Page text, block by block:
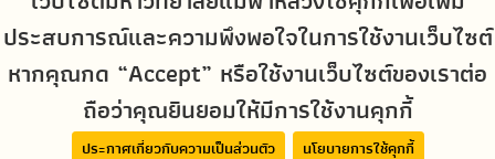
ประสบการณ์และความพึงพอใจในการใช้งานเว็บไซต์
หากคุณกด “Accept” หรือใช้งานเว็บไซต์ของเราต่อ
ถือว่าคุณยินยอมให้มีการใช้งานคุกกี้
ประกาศเกี่ยวกับความเป็นส่วนตัว นโยบายการใช้คุกกี้
Social Media
MFUconnect